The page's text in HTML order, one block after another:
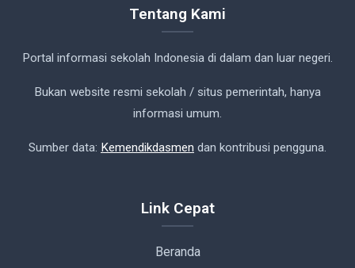
Tentang Kami
Portal informasi sekolah Indonesia di dalam dan luar negeri.
Bukan website resmi sekolah / situs pemerintah, hanya
informasi umum.
Sumber data: Kemendikdasmen dan kontribusi pengguna.
Link Cepat
Beranda